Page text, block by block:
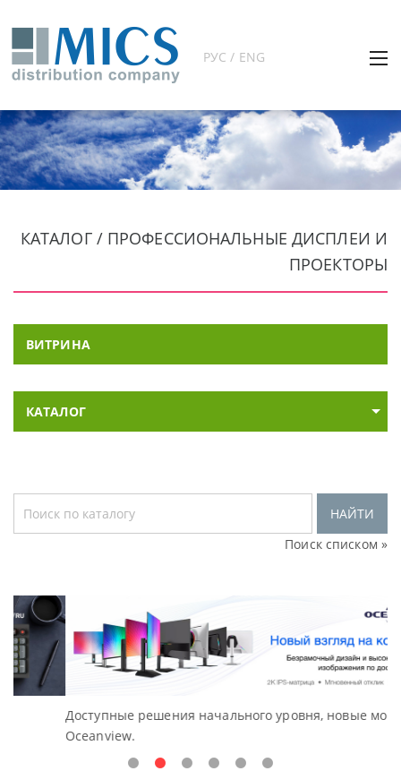
РУС / ENG
КАТАЛОГ / ПРОФЕССИОНАЛЬНЫЕ ДИСПЛЕИ И
ПРОЕКТОРЫ
ВИТРИНА
КАТАЛОГ
НАЙТИ
Поиск списком »
Доступные решения начального уровня, новые мониторы
Oceanview.